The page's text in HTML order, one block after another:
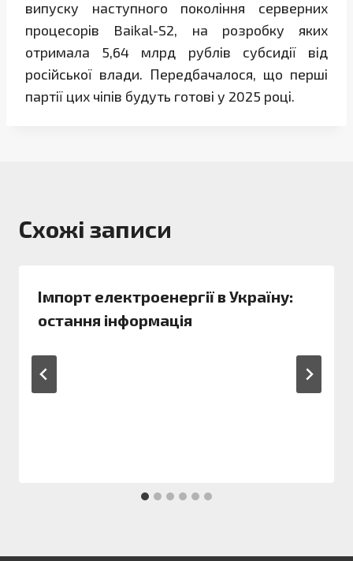
випуску наступного покоління серверних
процесорів Baikal-S2, на розробку яких
отримала 5,64 млрд рублів субсидії від
російської влади. Передбачалося, що перші
партії цих чіпів будуть готові у 2025 році.
Схожі записи
Імпорт електроенергії в Україну:
остання інформація